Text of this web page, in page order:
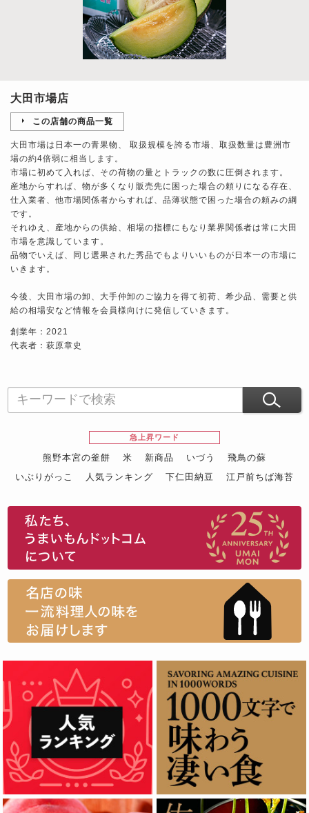
大田市場店
この店舗の商品一覧
大田市場は日本一の青果物、 取扱規模を誇る市場、取扱数量は豊洲市
場の約4倍弱に相当します。
市場に初めて入れば、その荷物の量とトラックの数に圧倒されます。
産地からすれば、物が多くなり販売先に困った場合の頼りになる存在、
仕入業者、他市場関係者からすれば、品薄状態で困った場合の頼みの綱
です。
それゆえ、産地からの供給、相場の指標にもなり業界関係者は常に大田
市場を意識しています。
品物でいえば、同じ選果された秀品でもよりいいものが日本一の市場に
いきます。
今後、大田市場の卸、大手仲卸のご協力を得て初荷、希少品、需要と供
給の相場安など情報を会員様向けに発信していきます。
創業年：2021
代表者：萩原章史
急上昇ワード
熊野本宮の釜餅 米 新商品 いづう
飛鳥の蘇
いぶりがっこ
人気ランキング 下仁田納豆
江戸前ちば海苔